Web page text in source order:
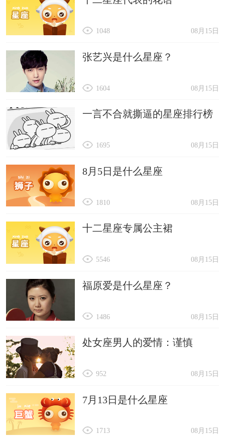
08月15日
1048
张艺兴是什么星座？
08月15日
1604
一言不合就撕逼的星座排行榜
08月15日
1695
8月5日是什么星座
08月15日
1810
十二星座专属公主裙
08月15日
5546
福原爱是什么星座？
08月15日
1486
处女座男人的爱情：谨慎
08月15日
952
7月13日是什么星座
08月15日
1713